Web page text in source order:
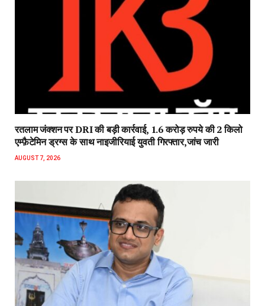
रतलाम जंक्शन पर DRI की बड़ी कार्रवाई, 1.6 करोड़ रुपये की 2 किलो
एम्फ़ैटेमिन ड्रग्स के साथ नाइजीरियाई युवती गिरफ्तार,जांच जारी
AUGUST 7, 2026